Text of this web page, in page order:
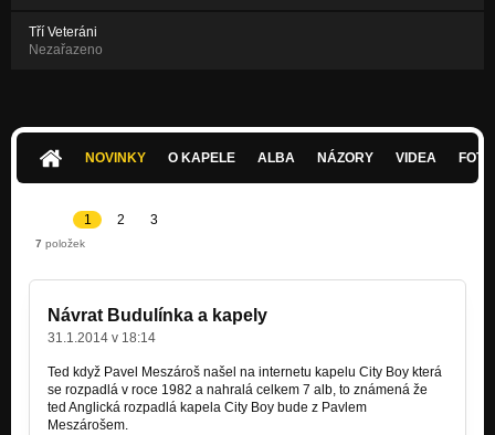
Tří Veteráni
Nezařazeno
NOVINKY O KAPELE ALBA NÁZORY VIDEA
1 2 3
7 položek
Návrat Budulínka a kapely
31.1.2014 v 18:14
Ted když Pavel Meszároš našel na internetu kapelu City Boy která
se rozpadlá v roce 1982 a nahralá celkem 7 alb, to známená že
ted Anglická rozpadlá kapela City Boy bude z Pavlem
Meszárošem.